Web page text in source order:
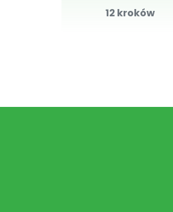
12 kroków